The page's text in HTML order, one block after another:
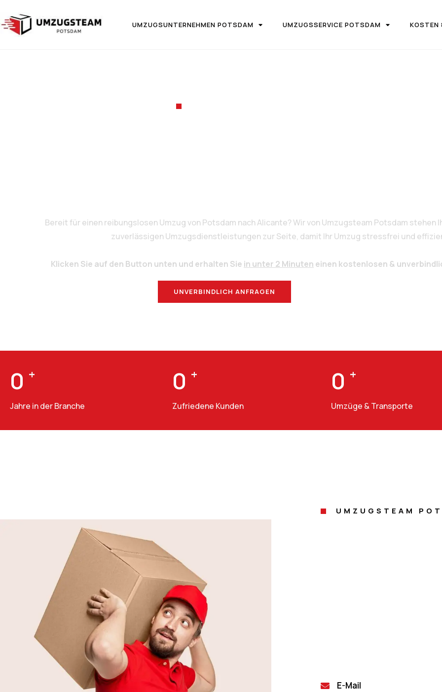
UMZUGSUNTERNEHMEN POTSDAM UMZUGSSERVICE POTSDAM KOSTEN
Bereit für einen reibungslosen Umzug von Potsdam nach Alicante? Wir von Umzugsteam Potsdam stehen
zuverlässigen Umzugsdienstleistungen zur Seite, damit Ihr Umzug stressfrei und
Klicken Sie auf den Button unten und erhalten Sie in unter 2 Minuten einen kostenlosen &
UNVERBINDLICH ANFRAGEN
0 +
Jahre in der Branche
0 +
Zufriedene Kunden
0 +
Umzüge & Transporte
UMZUGSTEAM
E-Mail